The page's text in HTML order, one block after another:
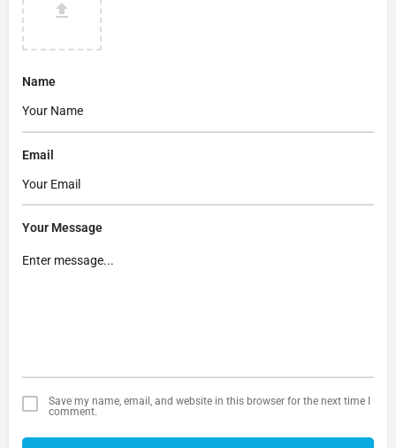
Name
Email
Your Message
Save my name, email, and website in this browser for the next time I
comment.